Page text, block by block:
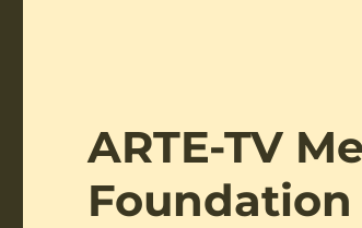
ARTE-TV
Foundation